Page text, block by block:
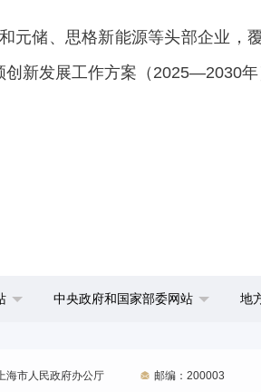
储、思格新能源等头部企业，
新发展工作方案（2025—2030
中央政府和国家部委网站 地
海市人民政府办公厅 邮编：200003